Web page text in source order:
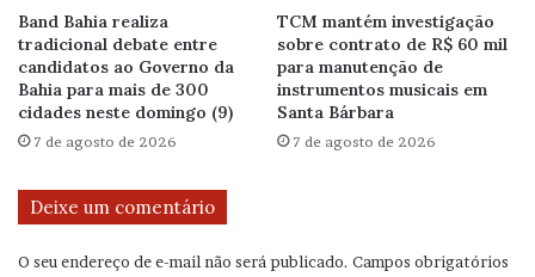
Band Bahia realiza
tradicional debate entre
candidatos ao Governo da
Bahia para mais de 300
cidades neste domingo (9)
7 de agosto de 2026
TCM mantém investigação
sobre contrato de R$ 60 mil
para manutenção de
instrumentos musicais em
Santa Bárbara
7 de agosto de 2026
Deixe um comentário
O seu endereço de e-mail não será publicado. Campos obrigatórios